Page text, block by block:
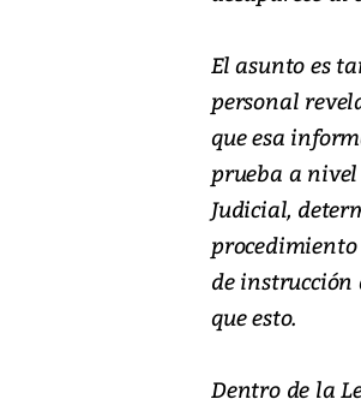
El asunto es
personal
que esa
prueba a
Judicial,
de instrucción
que esto.
Dentro de la